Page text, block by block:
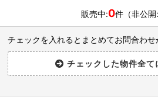
販売中:0件（非公開:
チェックを入れるとまとめてお問合わせ